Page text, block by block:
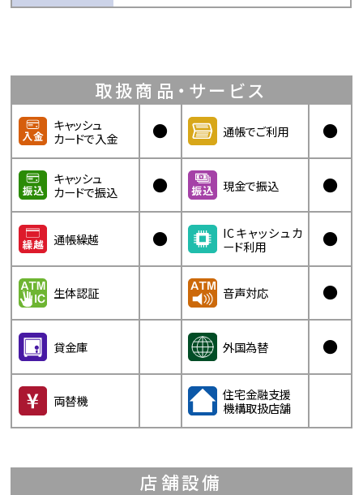
取扱商品・サービス
キャッシュ
カードで入金
● 通帳でご利用 ●
キャッシュ
カードで振込
● 現金で振込 ●
通帳繰越 ●
ICキャッシュカ
ード利用
●
生体認証 音声対応 ●
貸金庫 外国為替 ●
両替機
住宅金融支援
機構取扱店舗
店舗設備